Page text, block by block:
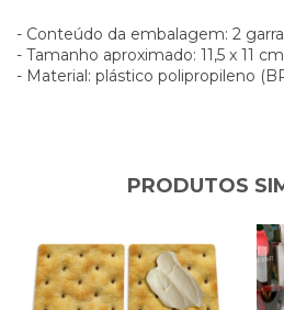
- Conteúdo da embalagem: 2
- Tamanho aproximado: 11,5 x 11 cm
- Material: plástico polipropileno
PRODUTOS